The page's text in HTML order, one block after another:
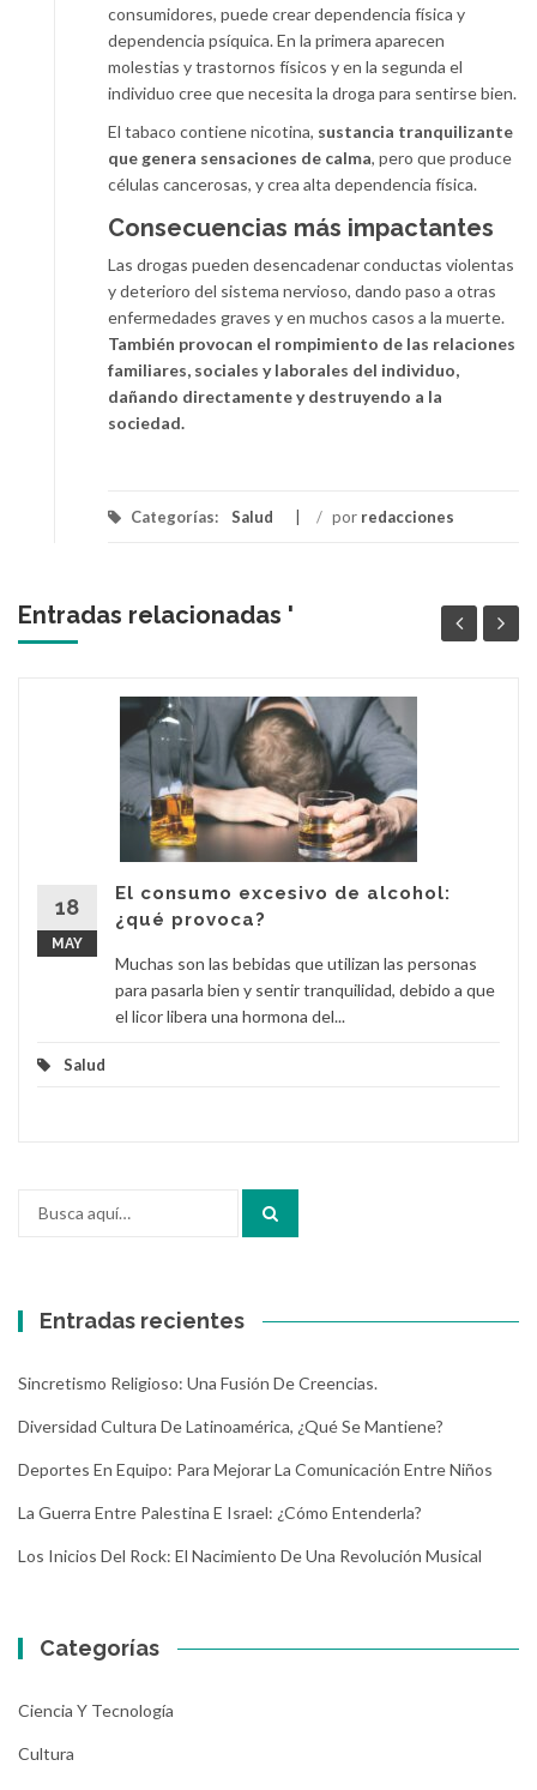
consumidores, puede crear dependencia física y
dependencia psíquica. En la primera aparecen
molestias y trastornos físicos y en la segunda el
individuo cree que necesita la droga para sentirse bien.
El tabaco contiene nicotina, sustancia tranquilizante
que genera sensaciones de calma, pero que produce
células cancerosas, y crea alta dependencia física.
Consecuencias más impactantes
Las drogas pueden desencadenar conductas violentas
y deterioro del sistema nervioso, dando paso a otras
enfermedades graves y en muchos casos a la muerte.
También provocan el rompimiento de las relaciones
familiares, sociales y laborales del individuo,
dañando directamente y destruyendo a la
sociedad.
Categorías: Salud / por redacciones
Entradas relacionadas '
18
MAY
El consumo excesivo de alcohol:
¿qué provoca?
Muchas son las bebidas que utilizan las personas
para pasarla bien y sentir tranquilidad, debido a que
el licor libera una hormona del...
Salud
Entradas recientes
Sincretismo Religioso: Una Fusión De Creencias.
Diversidad Cultura De Latinoamérica, ¿Qué Se Mantiene?
Deportes En Equipo: Para Mejorar La Comunicación Entre Niños
La Guerra Entre Palestina E Israel: ¿Cómo Entenderla?
Los Inicios Del Rock: El Nacimiento De Una Revolución Musical
Categorías
Ciencia Y Tecnología
Cultura